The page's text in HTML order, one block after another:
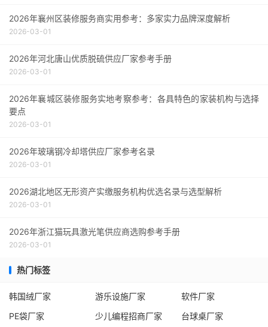
2026年襄州区装修服务商实用参考：多家实力品牌深度解析
2026-03-01
2026年河北唐山优质脱硫供应厂家参考手册
2026-03-01
2026年襄城区装修服务实地考察参考：各具特色的家装机构与选择
要点
2026-03-01
2026年玻璃钢冷却塔供应厂家参考名录
2026-03-01
2026湖北地区无形资产实缴服务机构优选名录与选型解析
2026-03-01
2026年浙江猫玩具激光笔供应商选购参考手册
2026-03-01
热门标签
韩国绒厂家 游乐设施厂家
软件厂家
PE袋厂家
少儿编程招商厂家 台球桌厂家